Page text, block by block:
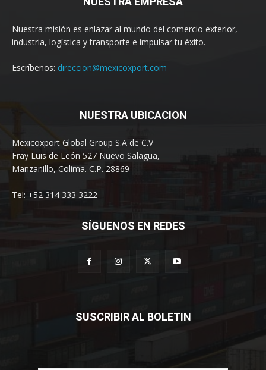
Nuestra misión es enlazar al mundo del comercio exterior,
industria, logística y transporte e impulsar tu éxito.
Escríbenos: direccion@mexicoxport.com
NUESTRA UBICACION
Mexicoxport Global Group S.A de C.V
Fray Luis de León 527 Nuevo Salagua,
Manzanillo, Colima. C.P. 28869
Tel: +52 314 333 3222
SÍGUENOS EN REDES
SUSCRIBIR AL BOLETIN